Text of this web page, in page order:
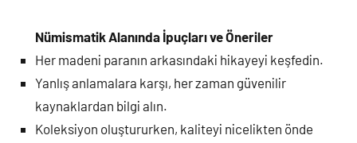
Nümismatik Alanında İpuçları ve Öneriler
Her madeni paranın arkasındaki hikayeyi keşfedin.
Yanlış anlamalara karşı, her zaman güvenilir
kaynaklardan bilgi alın.
Koleksiyon oluştururken, kaliteyi nicelikten önde